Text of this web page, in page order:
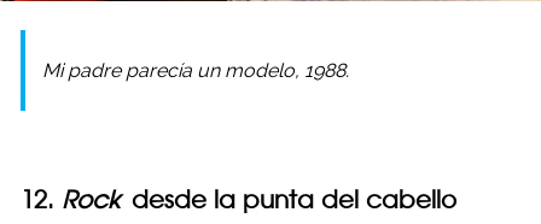
Mi padre parecía un modelo, 1988.
12. Rockdesde la punta del cabello